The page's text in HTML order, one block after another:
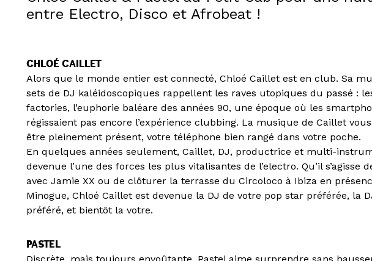
entre Electro, Disco et Afrobeat !
CHLOÉ CAILLET
Alors que le monde entier est connecté, Chloé Caillet est en club. Sa
sets de DJ kaléidoscopiques rappellent les raves utopiques du passé :
factories, l’euphorie baléare des années 90, une époque où les
régissaient pas encore l’expérience clubbing. La musique de Caillet
être pleinement présent, votre téléphone bien rangé dans votre poche.
En quelques années seulement, Caillet, DJ, productrice et multi-
devenue l’une des forces les plus vitalisantes de l’electro. Qu’il s’agisse
avec Jamie XX ou de clôturer la terrasse du Circoloco à Ibiza en
Minogue, Chloé Caillet est devenue la DJ de votre pop star préférée, la
préféré, et bientôt la votre.
PASTEL